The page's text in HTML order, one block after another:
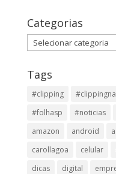
Categorias
Categorias
Tags
#clipping
#folhasp
#noticias
amazon
android
carollagoa
celular
dicas
digital